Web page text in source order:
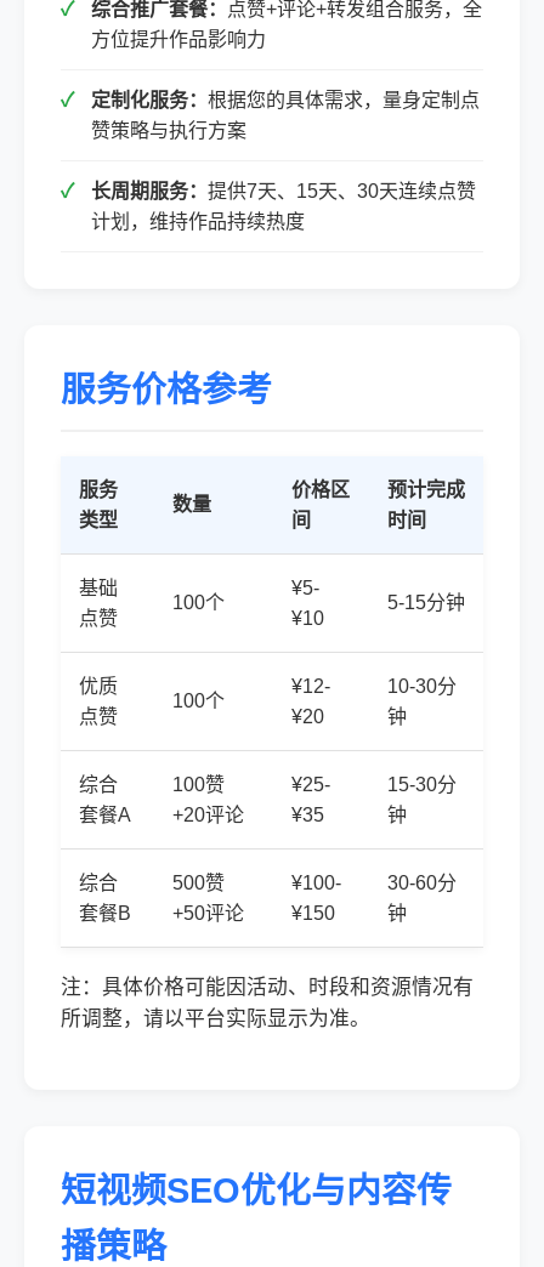
综合推广套餐：
点赞+评论+转发组合服务，全
方位提升作品影响力
定制化服务： 根据您的具体需求，量身定制点
赞策略与执行方案
长周期服务： 提供7天、15天、30天连续点赞
计划，维持作品持续热度
服务价格参考
服务
类型
数量
价格区
间
预计完成
时间
基础
点赞
100个
¥5-
¥10
5-15分钟
优质
点赞
100个
¥12-
¥20
10-30分
钟
综合
套餐A
100赞
+20评论
¥25-
¥35
15-30分
钟
综合
套餐B
500赞
+50评论
¥100-
¥150
30-60分
钟
注：具体价格可能因活动、时段和资源情况有
所调整，请以平台实际显示为准。
短视频SEO优化与内容传
播策略